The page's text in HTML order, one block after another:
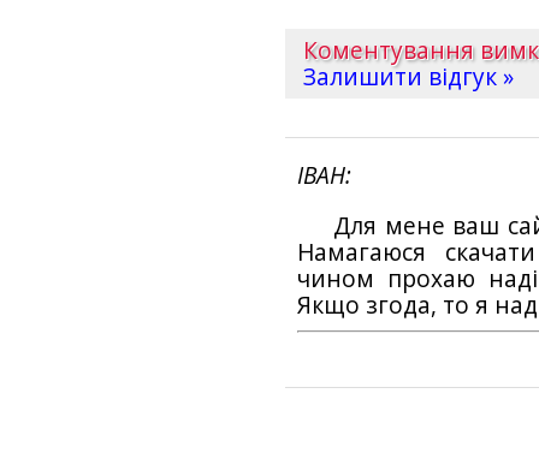
Коментування
Залишити відгук »
ІВАН
Для мене ваш
Намагаюся
чином прохаю
Якщо згода, то я